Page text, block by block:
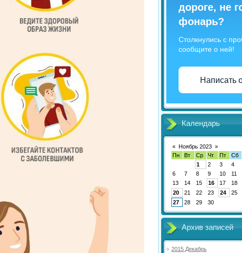
дороге, не
фонарь?
Столкнулись с
сообщите о ней!
Написать
Календарь
« Ноябрь 2023 »
Пн
Вт Ср Чт Пт
Сб
1
2 3
4
6
7 8 9 10
11
13
14 15 16 17
18
20
21 22 23 24
25
27
28 29 30
Архив записей
2015 Декабрь